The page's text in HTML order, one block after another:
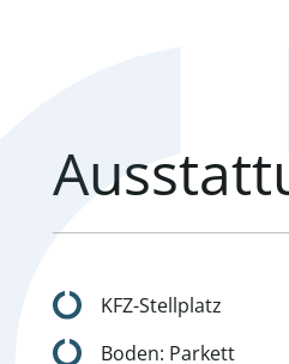
KFZ-Stellplatz
Boden: Parkett